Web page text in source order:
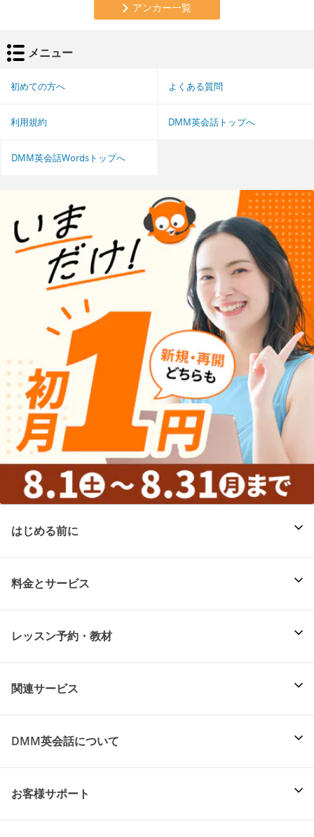
アンカー一覧
メニュー
初めての方へ よくある質問
利用規約 DMM英会話トップへ
DMM英会話Wordsトップへ
はじめる前に
料金とサービス
レッスン予約・教材
関連サービス
DMM英会話について
お客様サポート